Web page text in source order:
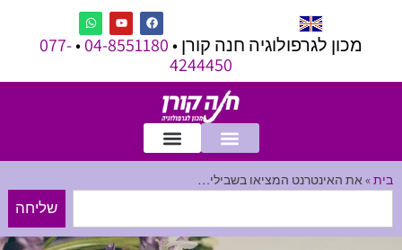
מכון לגרפולוגיה חנה קורן •04-8551180
•
077-
4244450
בית » את האינטרנט המציאו בשבילי…
שליחה